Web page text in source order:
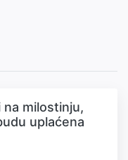
na milostinju,
uplaćena